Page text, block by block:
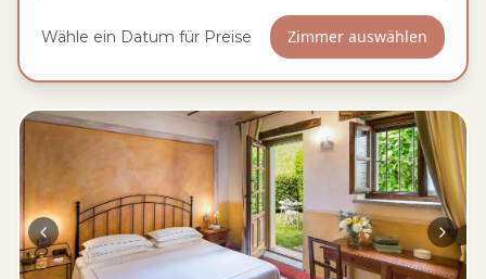
Wähle ein Datum für Preise Zimmer auswählen